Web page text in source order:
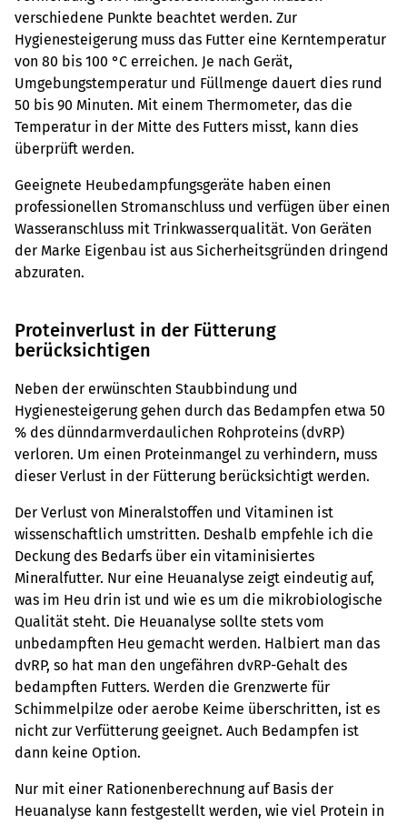
verschiedene Punkte beachtet werden. Zur
Hygienesteigerung muss das Futter eine Kerntemperatur
von 80 bis 100 °C erreichen. Je nach Gerät,
Umgebungstemperatur und Füllmenge dauert dies rund
50 bis 90 Minuten. Mit einem Thermometer, das die
Temperatur in der Mitte des Futters misst, kann dies
überprüft werden.
Geeignete Heubedampfungsgeräte haben einen
professionellen Stromanschluss und verfügen über einen
Wasseranschluss mit Trinkwasserqualität. Von Geräten
der Marke Eigenbau ist aus Sicherheitsgründen dringend
abzuraten.
Proteinverlust in der Fütterung
berücksichtigen
Neben der erwünschten Staubbindung und
Hygienesteigerung gehen durch das Bedampfen etwa 50
% des dünndarmverdaulichen Rohproteins (dvRP)
verloren. Um einen Proteinmangel zu verhindern, muss
dieser Verlust in der Fütterung berücksichtigt werden.
Der Verlust von Mineralstoffen und Vitaminen ist
wissenschaftlich umstritten. Deshalb empfehle ich die
Deckung des Bedarfs über ein vitaminisiertes
Mineralfutter. Nur eine Heuanalyse zeigt eindeutig auf,
was im Heu drin ist und wie es um die mikrobiologische
Qualität steht. Die Heuanalyse sollte stets vom
unbedampften Heu gemacht werden. Halbiert man das
dvRP, so hat man den ungefähren dvRP-Gehalt des
bedampften Futters. Werden die Grenzwerte für
Schimmelpilze oder aerobe Keime überschritten, ist es
nicht zur Verfütterung geeignet. Auch Bedampfen ist
dann keine Option.
Nur mit einer Rationenberechnung auf Basis der
Heuanalyse kann festgestellt werden, wie viel Protein in